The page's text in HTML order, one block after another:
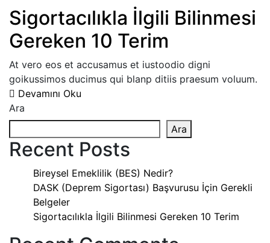
Sigortacılıkla İlgili Bilinmesi
Gereken 10 Terim
At vero eos et accusamus et iustoodio digni
goikussimos ducimus qui blanp ditiis praesum voluum.
Devamını Oku
Ara
Ara
Recent Posts
Bireysel Emeklilik (BES) Nedir?
DASK (Deprem Sigortası) Başvurusu İçin Gerekli
Belgeler
Sigortacılıkla İlgili Bilinmesi Gereken 10 Terim